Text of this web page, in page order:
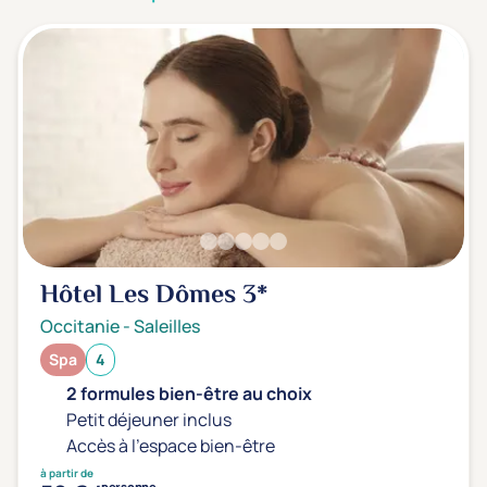
Note de nos clients
D'après notre partenaire Avis-Vérifiés
Parfait: 4.5+
Excellent: 4+
Très bien: 3.5+
(0)
Bord de mer
Ville
Montagne
Campagne
Hôtel Les Dômes3*
Occitanie-Saleilles
Spa 4
2 formules bien-être au choix
Petit déjeuner inclus
Accès à l'espace bien-être
à partir de